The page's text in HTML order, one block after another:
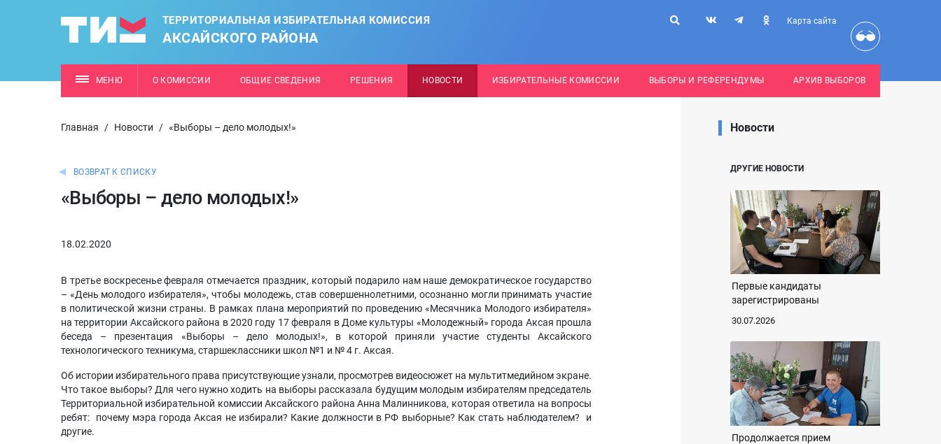
ТЕРРИТОРИАЛЬНАЯ ИЗБИРАТЕЛЬНАЯ КОМИССИЯ
АКСАЙСКОГО РАЙОНА
Карта сайта
МЕНЮ О КОМИССИИ ОБЩИЕ СВЕДЕНИЯ РЕШЕНИЯ НОВОСТИ ИЗБИРАТЕЛЬНЫЕ КОМИССИИ ВЫБОРЫ И РЕФЕРЕНДУМЫ АРХИВ ВЫБОРОВ
Главная / Новости / «Выборы – дело молодых!»
ВОЗВРАТ К СПИСКУ
«Выборы – дело молодых!»
18.02.2020
В третье воскресенье февраля отмечается праздник, который подарило нам наше демократическое государство
– «День молодого избирателя», чтобы молодежь, став совершеннолетними, осознанно могли принимать участие
в политической жизни страны. В рамках плана мероприятий по проведению «Месячника Молодого избирателя»
на территории Аксайского района в 2020 году 17 февраля в Доме культуры «Молодежный» города Аксая прошла
беседа – презентация «Выборы – дело молодых!», в которой приняли участие студенты Аксайского
технологического техникума, старшеклассники школ №1 и № 4 г. Аксая.
Об истории избирательного права присутствующие узнали, просмотрев видеосюжет на мультитмедийном экране.
Что такое выборы? Для чего нужно ходить на выборы рассказала будущим молодым избирателям председатель
Территориальной избирательной комиссии Аксайского района Анна Малинникова, которая ответила на вопросы
ребят: почему мэра города Аксая не избирали? Какие должности в РФ выборные? Как стать наблюдателем? и
другие.
Новости
ДРУГИЕ НОВОСТИ
Первые кандидаты
зарегистрированы
30.07.2026
Продолжается прием